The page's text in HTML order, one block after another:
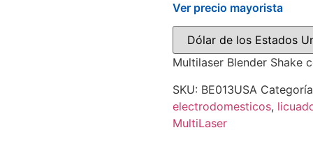
Ver precio mayorista
Multilaser Blender Shake
SKU: BE013USA
electrodomesticos,
MultiLaser